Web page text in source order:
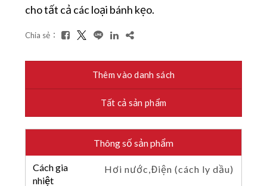
cho tất cả các loại bánh kẹo.
Chia sẻ：
Thêm vào danh sách
Tất cả sản phẩm
Thông số sản phẩm
Cách gia
nhiệt
Hơi nước,Điện (cách ly dầu)